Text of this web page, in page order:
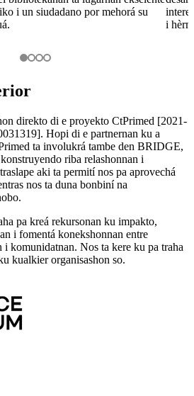
i un siudadano por mehorá su
i
direkto di e proyekto CtPrimed [2021-
Hopi di e partnernan ku a
ta involukrá tambe den BRIDGE,
riba relashonnan i
aki ta permití nos pa aprovechá
nos ta duna bonbiní na
pa kreá rekursonan ku impakto,
i fomentá konekshonnan entre
i komunidatnan. Nos ta kere ku pa traha
kualkier organisashon so.